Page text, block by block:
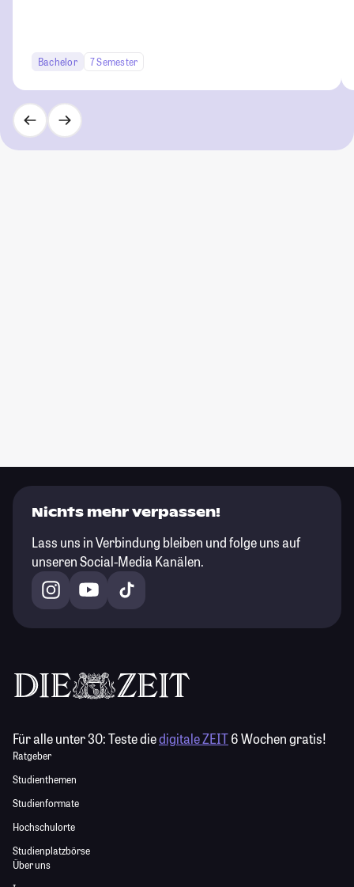
Bachelor 7 Semester
Nichts mehr verpassen!
Lass uns in Verbindung bleiben und folge uns auf
unseren Social-Media Kanälen.
Für alle unter 30:Teste diedigitale ZEIT6 Wochen gratis!
Ratgeber
Studienthemen
Studienformate
Hochschulorte
Studienplatzbörse
Über uns